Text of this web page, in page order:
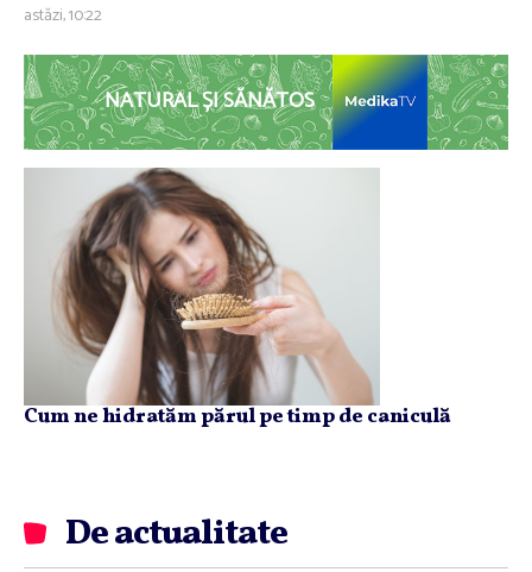
astăzi, 10:22
NATURAL ȘI SĂNĂTOS
Cum ne hidratăm părul pe timp de caniculă
De actualitate